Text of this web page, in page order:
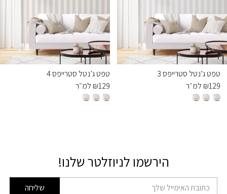
טפט ג’נטל סטרייפס 3
₪129 למ״ר
טפט ג’נטל סטרייפס 4
₪129 למ״ר
הירשמו לניוזלטר שלנו!
דוא׳׳ל שליחה